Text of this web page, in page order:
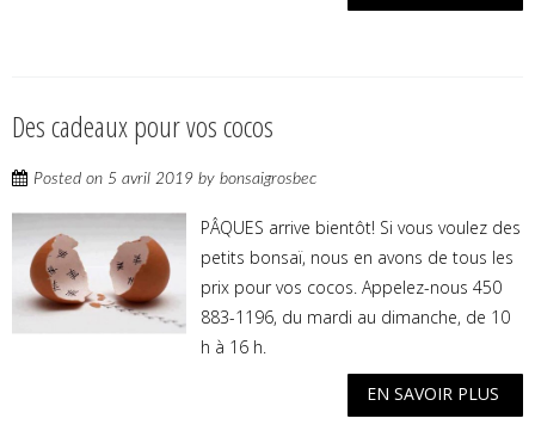
Des cadeaux pour vos cocos
Posted on 5 avril 2019 by bonsaigrosbec
PÂQUES arrive bientôt! Si vous voulez des
petits bonsaï, nous en avons de tous les
prix pour vos cocos. Appelez-nous 450
883-1196, du mardi au dimanche, de 10
h à 16 h.
EN SAVOIR PLUS